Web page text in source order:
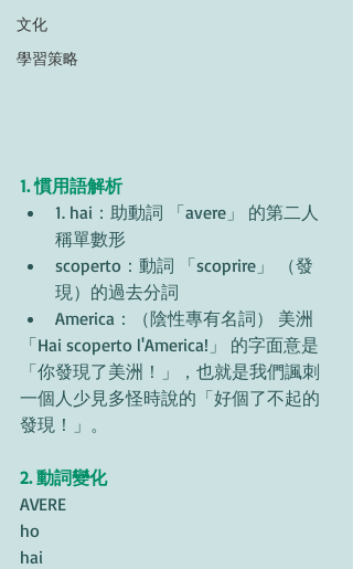
文化
學習策略
1. 慣用語解析
1. hai：助動詞 「avere」 的第二人
稱單數形
scoperto：動詞 「scoprire」 （發
現）的過去分詞
America：（陰性專有名詞） 美洲
「Hai scoperto l'America!」 的字面意是
「你發現了美洲！」，也就是我們諷刺
一個人少見多怪時說的「好個了不起的
發現！」。
2. 動詞變化
AVERE
ho
hai